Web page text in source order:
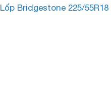
Lốp Bridgestone 225/55R18